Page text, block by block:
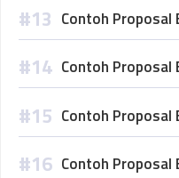
Contoh Proposal
Contoh Proposal
Contoh Proposal
Contoh Proposal